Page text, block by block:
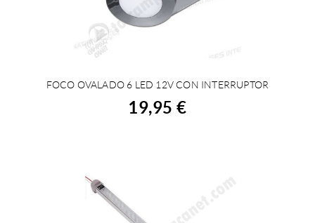
ACHETER
FOCO OVALADO 6 LED 12V CON INTERRUPTOR
19,95 €